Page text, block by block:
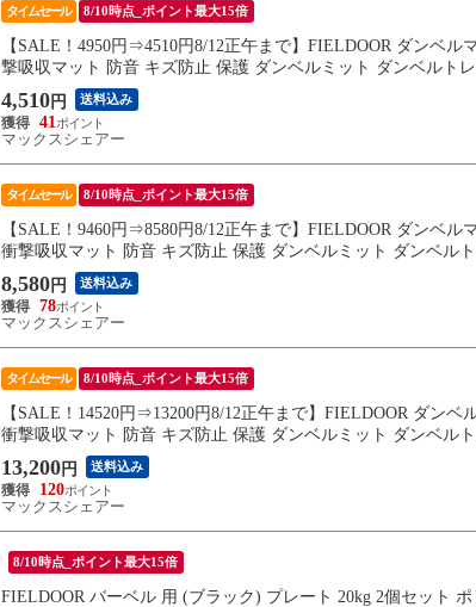
タイムセール 8/10時点_ポイント最大15倍
【SALE！4950円⇒4510円8/12正午まで】FIELDOOR ダンベ
撃吸収マット 防音 キズ防止 保護 ダンベルミット ダンベルト
4,510 円 送料込み
41
マックスシェアー
タイムセール 8/10時点_ポイント最大15倍
【SALE！9460円⇒8580円8/12正午まで】FIELDOOR ダンベ
衝撃吸収マット 防音 キズ防止 保護 ダンベルミット ダンベル
8,580 円 送料込み
78
マックスシェアー
タイムセール 8/10時点_ポイント最大15倍
【SALE！14520円⇒13200円8/12正午まで】FIELDOOR ダン
衝撃吸収マット 防音 キズ防止 保護 ダンベルミット ダンベル
13,200 円 送料込み
120
マックスシェアー
8/10時点_ポイント最大15倍
FIELDOOR バーベル 用 (ブラック) プレート 20kg 2個セット